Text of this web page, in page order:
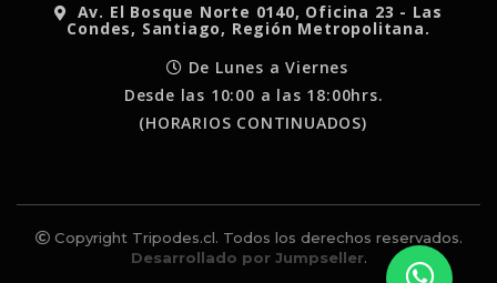
Av. El Bosque Norte 0140, Oficina 23 - Las
Condes, Santiago, Región Metropolitana.
De Lunes a Viernes
Desde las 10:00 a las 18:00hrs.
(HORARIOS CONTINUADOS)
Copyright Tripodes.cl. Todos los derechos reservados.
Desarrollado por Jumpseller.